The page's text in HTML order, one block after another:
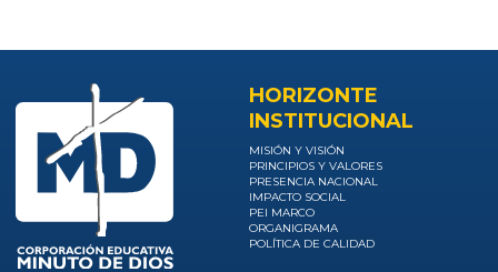
HORIZONTE
INSTITUCIONAL
MISIÓN Y VISIÓN
PRINCIPIOS Y VALORES
PRESENCIA NACIONAL
IMPACTO SOCIAL
PEI MARCO
ORGANIGRAMA
POLÍTICA DE CALIDAD